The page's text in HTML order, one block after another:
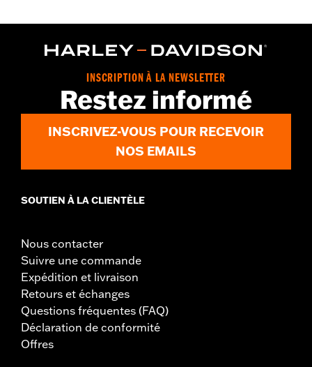
compatible avec la béquille latérale Ergo P/N 50000091 ou le kit
d'extension de béquille latérale P/N 50233-00, 50000008 ou
Instructions d’installation
Defiance
Aileron de requin
Gauche et droit
Vendu à l'unité:Paire
INSCRIPTION À LA NEWSLETTER
Restez informé
INSCRIVEZ-VOUS POUR RECEVOIR
NOS EMAILS
SOUTIEN À LA CLIENTÈLE
Nous contacter
Suivre une commande
Expédition et livraison
Retours et échanges
Questions fréquentes (FAQ)
Déclaration de conformité
Offres